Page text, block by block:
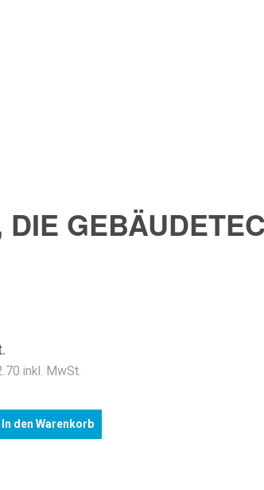
inkl. MwSt.
In den Warenkorb